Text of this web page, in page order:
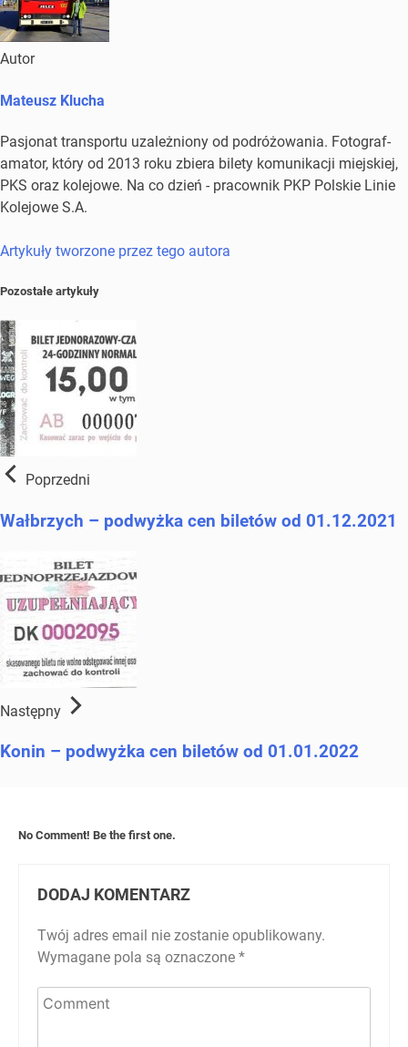
Autor
Mateusz Klucha
Pasjonat transportu uzależniony od podróżowania. Fotograf-
amator, który od 2013 roku zbiera bilety komunikacji miejskiej,
PKS oraz kolejowe. Na co dzień - pracownik PKP Polskie Linie
Kolejowe S.A.
Artykuły tworzone przez tego autora
Pozostałe artykuły
Poprzedni
Wałbrzych – podwyżka cen biletów od 01.12.2021
Następny
Konin – podwyżka cen biletów od 01.01.2022
No Comment! Be the first one.
DODAJ KOMENTARZ
Twój adres email nie zostanie opublikowany.
Wymagane pola są oznaczone *